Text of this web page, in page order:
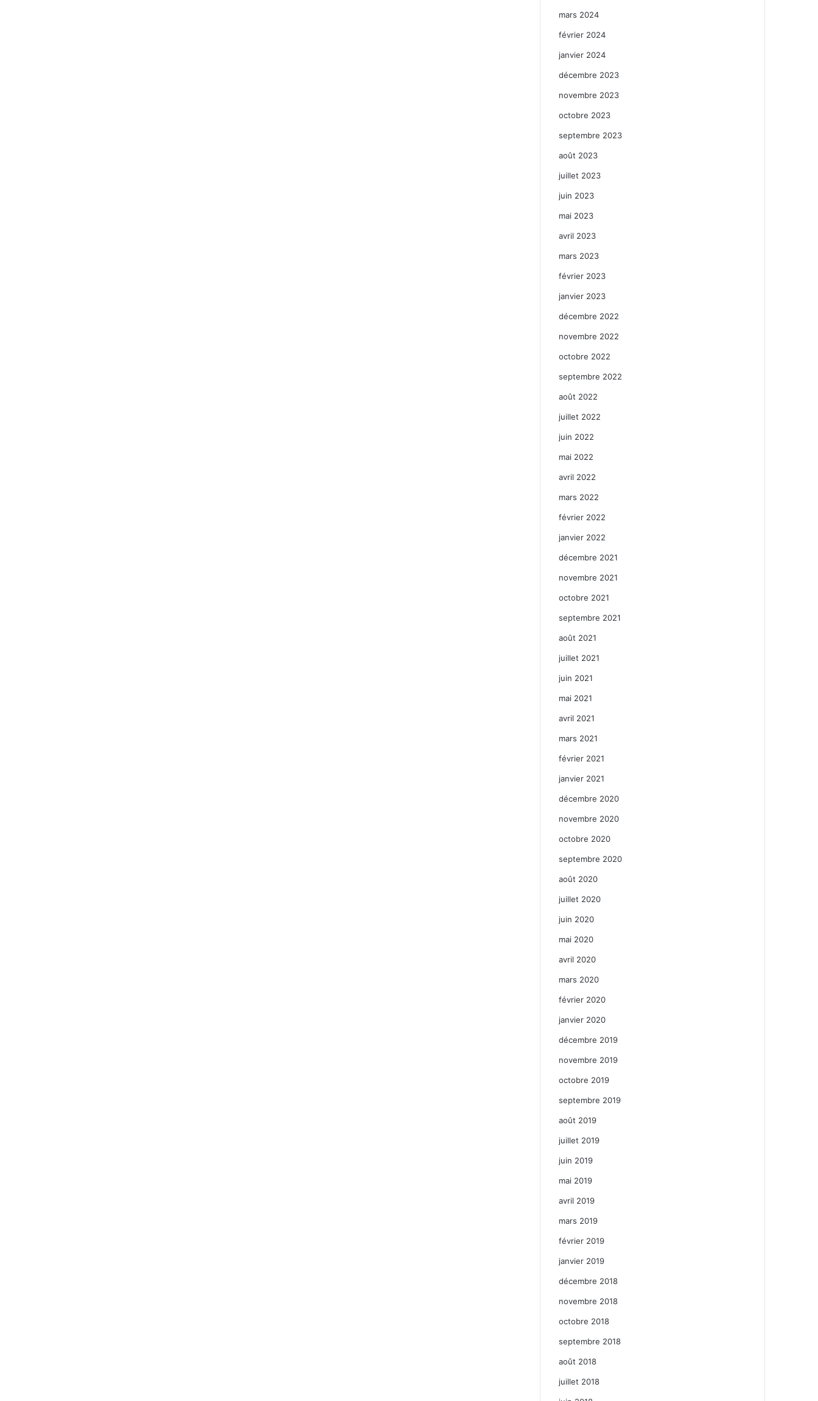
mars 2024
février 2024
janvier 2024
décembre 2023
novembre 2023
octobre 2023
septembre 2023
août 2023
juillet 2023
juin 2023
mai 2023
avril 2023
mars 2023
février 2023
janvier 2023
décembre 2022
novembre 2022
octobre 2022
septembre 2022
août 2022
juillet 2022
juin 2022
mai 2022
avril 2022
mars 2022
février 2022
janvier 2022
décembre 2021
novembre 2021
octobre 2021
septembre 2021
août 2021
juillet 2021
juin 2021
mai 2021
avril 2021
mars 2021
février 2021
janvier 2021
décembre 2020
novembre 2020
octobre 2020
septembre 2020
août 2020
juillet 2020
juin 2020
mai 2020
avril 2020
mars 2020
février 2020
janvier 2020
décembre 2019
novembre 2019
octobre 2019
septembre 2019
août 2019
juillet 2019
juin 2019
mai 2019
avril 2019
mars 2019
février 2019
janvier 2019
décembre 2018
novembre 2018
octobre 2018
septembre 2018
août 2018
juillet 2018